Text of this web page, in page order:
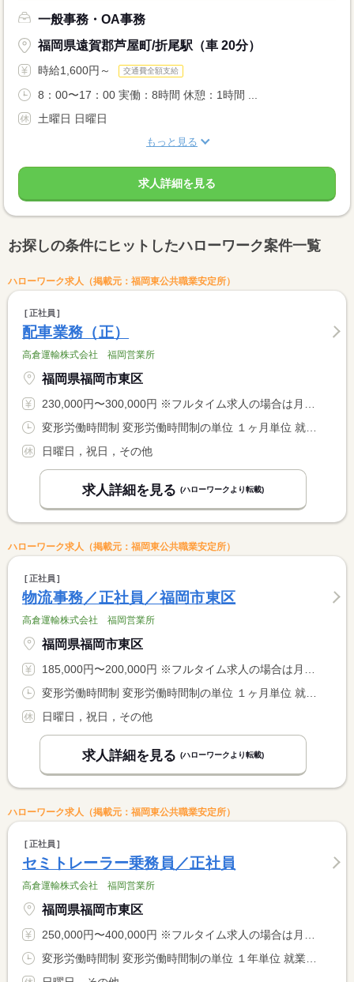
一般事務・OA事務
福岡県遠賀郡芦屋町/折尾駅（車 20分）
時給1,600円～ 交通費全額支給
8：00〜17：00 実働：8時間 休憩：1時間 ...
土曜日 日曜日
もっと見る
求人詳細を見る
お探しの条件にヒットしたハローワーク案件一覧
ハローワーク求人（掲載元：福岡東公共職業安定所）
正社員
配車業務（正）
高倉運輸株式会社 福岡営業所
福岡県福岡市東区
230,000円〜300,000円 ※フルタイム求人の場合は月額（換算額）、パート求人の場合は時間額を表示しています。
日曜日，祝日，その他
求人詳細を見る (ハローワークより転載)
ハローワーク求人（掲載元：福岡東公共職業安定所）
正社員
物流事務／正社員／福岡市東区
高倉運輸株式会社 福岡営業所
福岡県福岡市東区
185,000円〜200,000円 ※フルタイム求人の場合は月額（換算額）、パート求人の場合は時間額を表示しています。
日曜日，祝日，その他
求人詳細を見る (ハローワークより転載)
ハローワーク求人（掲載元：福岡東公共職業安定所）
正社員
セミトレーラー乗務員／正社員
高倉運輸株式会社 福岡営業所
福岡県福岡市東区
250,000円〜400,000円 ※フルタイム求人の場合は月額（換算額）、パート求人の場合は時間額を表示しています。